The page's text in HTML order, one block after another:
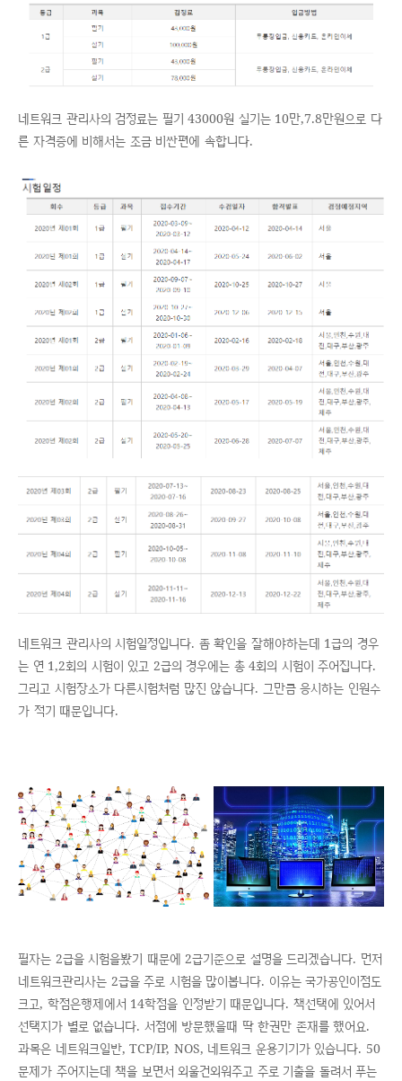
네트워크 관리사의 검정료는 필기 43000원 실기는 10만,7.8만원으로 다
른 자격증에 비해서는 조금 비싼편에 속합니다.
네트워크 관리사의 시험일정입니다. 좀 확인을 잘해야하는데 1급의 경우
는 연 1,2회의 시험이 있고 2급의 경우에는 총 4회의 시험이 주어집니다.
그리고 시험장소가 다른시험처럼 많진 않습니다. 그만큼 응시하는 인원수
가 적기 때문입니다.
필자는 2급을 시험을봤기 때문에 2급기준으로 설명을 드리겠습니다. 먼저
네트워크관리사는 2급을 주로 시험을 많이봅니다. 이유는 국가공인이점도
크고, 학점은행제에서 14학점을 인정받기 때문입니다. 책선택에 있어서
선택지가 별로 없습니다. 서점에 방문했을때 딱 한권만 존재를 했어요.
과목은 네트워크일반, TCP/IP, NOS, 네트워크 운용기기가 있습니다. 50
문제가 주어지는데 책을 보면서 외울건외워주고 주로 기출을 돌려서 푸는